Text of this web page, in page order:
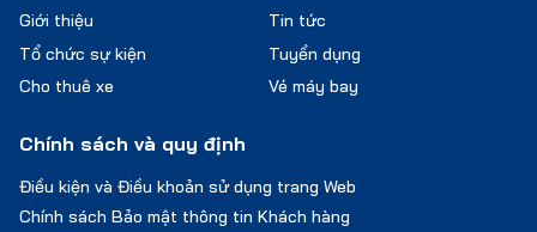
Giới thiệu
Tổ chức sự kiện
Cho thuê xe
Vé máy bay
Tin tức
Tuyển dụng
Chính sách và quy định
Điều kiện và Điều khoản sử dụng trang Web
Chính sách Bảo mật thông tin Khách hàng